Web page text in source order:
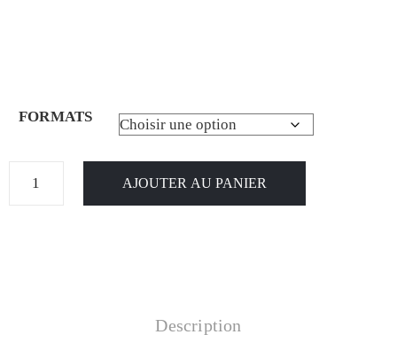
FORMATS
AJOUTER AU PANIER
Description